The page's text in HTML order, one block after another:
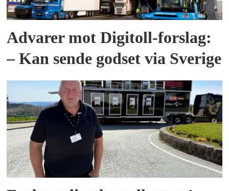
Advarer mot Digitoll-forslag:
– Kan sende godset via Sverige